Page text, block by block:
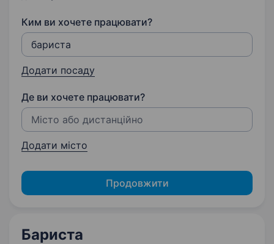
Ким ви хочете працювати?
Додати посаду
Де ви хочете працювати?
Додати місто
Продовжити
Бариста